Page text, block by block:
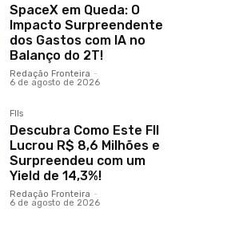
SpaceX em Queda: O
Impacto Surpreendente
dos Gastos com IA no
Balanço do 2T!
Redação Fronteira -
6 de agosto de 2026
FIIs
Descubra Como Este FII
Lucrou R$ 8,6 Milhões e
Surpreendeu com um
Yield de 14,3%!
Redação Fronteira -
6 de agosto de 2026